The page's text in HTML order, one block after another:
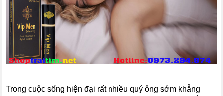
Trong cuộc sống hiện đại rất nhiều quý ông sớm khẳng